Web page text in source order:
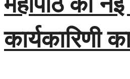
कार्यकारिणी